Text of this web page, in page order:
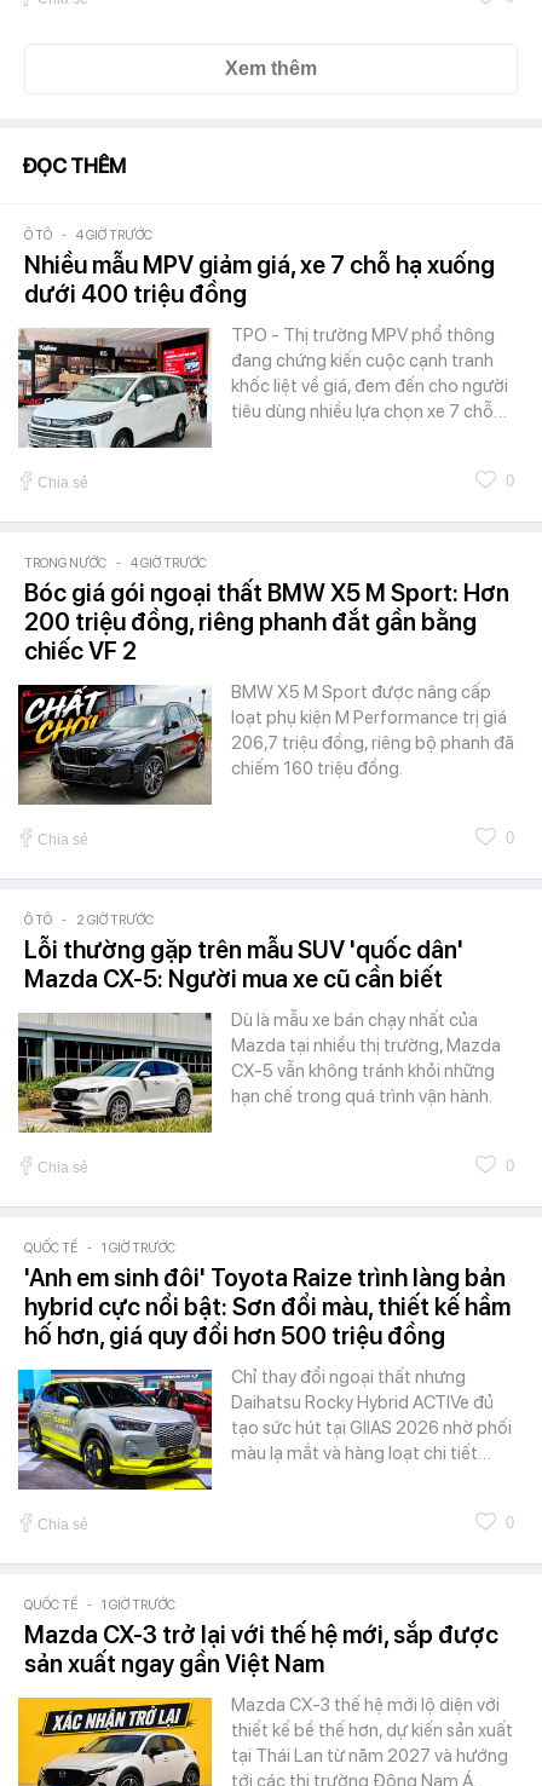
Xem thêm
ĐỌC THÊM
Ô TÔ - 4 GIỜ TRƯỚC
Nhiều mẫu MPV giảm giá, xe 7 chỗ hạ xuống
dưới 400 triệu đồng
TPO - Thị trường MPV phổ thông
đang chứng kiến cuộc cạnh tranh
khốc liệt về giá, đem đến cho người
tiêu dùng nhiều lựa chọn xe 7 chỗ…
Chia sẻ 0
TRONG NƯỚC - 4 GIỜ TRƯỚC
Bóc giá gói ngoại thất BMW X5 M Sport: Hơn
200 triệu đồng, riêng phanh đắt gần bằng
chiếc VF 2
BMW X5 M Sport được nâng cấp
loạt phụ kiện M Performance trị giá
206,7 triệu đồng, riêng bộ phanh đã
chiếm 160 triệu đồng.
Chia sẻ 0
Ô TÔ - 2 GIỜ TRƯỚC
Lỗi thường gặp trên mẫu SUV 'quốc dân'
Mazda CX-5: Người mua xe cũ cần biết
Dù là mẫu xe bán chạy nhất của
Mazda tại nhiều thị trường, Mazda
CX-5 vẫn không tránh khỏi những
hạn chế trong quá trình vận hành.
Chia sẻ 0
QUỐC TẾ - 1 GIỜ TRƯỚC
'Anh em sinh đôi' Toyota Raize trình làng bản
hybrid cực nổi bật: Sơn đổi màu, thiết kế hầm
hố hơn, giá quy đổi hơn 500 triệu đồng
Chỉ thay đổi ngoại thất nhưng
Daihatsu Rocky Hybrid ACTIVe đủ
tạo sức hút tại GIIAS 2026 nhờ phối
màu lạ mắt và hàng loạt chi tiết…
Chia sẻ 0
QUỐC TẾ - 1 GIỜ TRƯỚC
Mazda CX-3 trở lại với thế hệ mới, sắp được
sản xuất ngay gần Việt Nam
Mazda CX-3 thế hệ mới lộ diện với
thiết kế bề thế hơn, dự kiến sản xuất
tại Thái Lan từ năm 2027 và hướng
tới các thị trường Đông Nam Á.